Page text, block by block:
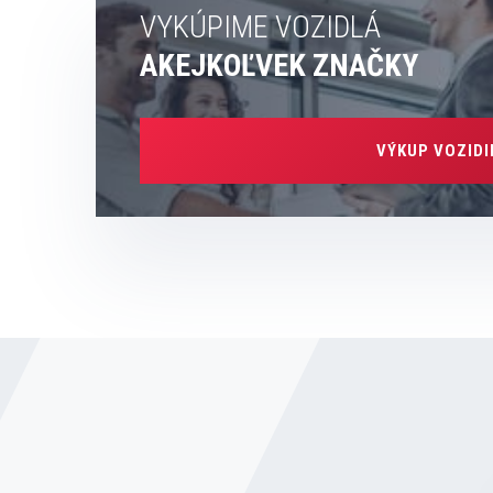
VYKÚPIME VOZIDLÁ
AKEJKOĽVEK ZNAČKY
VÝKUP